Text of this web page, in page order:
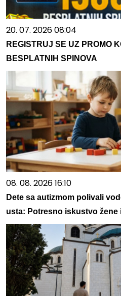
20. 07. 2026 08:04
REGISTRUJ SE UZ PROMO
BESPLATNIH SPINOVA
08. 08. 2026 16:10
Dete sa autizmom polivali
usta: Potresno iskustvo žene